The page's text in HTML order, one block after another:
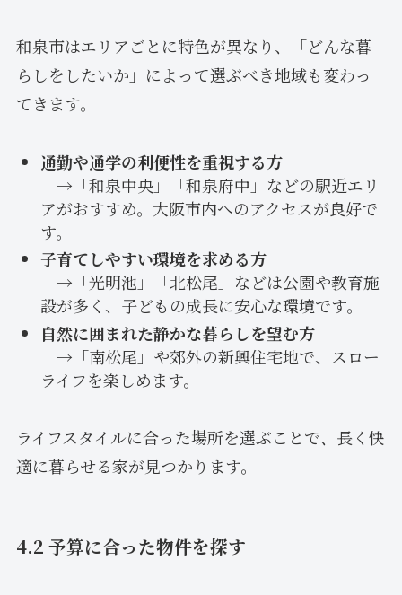
和泉市はエリアごとに特色が異なり、「どんな暮
らしをしたいか」によって選ぶべき地域も変わっ
てきます。
通勤や通学の利便性を重視する方
→「和泉中央」「和泉府中」などの駅近エリ
アがおすすめ。大阪市内へのアクセスが良好で
す。
子育てしやすい環境を求める方
→「光明池」「北松尾」などは公園や教育施
設が多く、子どもの成長に安心な環境です。
自然に囲まれた静かな暮らしを望む方
→「南松尾」や郊外の新興住宅地で、スロー
ライフを楽しめます。
ライフスタイルに合った場所を選ぶことで、長く快
適に暮らせる家が見つかります。
4.2 予算に合った物件を探す